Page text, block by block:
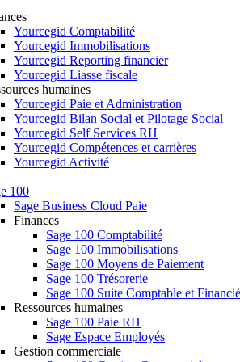
Yourcegid Comptabilité
Yourcegid Immobilisations
Yourcegid Reporting financier
Yourcegid Liasse fiscale
humaines
Yourcegid Paie et Administration
Yourcegid Bilan Social et Pilotage Social
Yourcegid Self Services RH
Yourcegid Compétences et carrières
Yourcegid Activité
100
Sage Business Cloud Paie
Finances
Sage 100 Comptabilité
Sage 100 Immobilisations
Sage 100 Moyens de Paiement
Sage 100 Trésorerie
Sage 100 Suite Comptable et
Ressources humaines
Sage 100 Paie RH
Sage Espace Employés
Gestion commerciale